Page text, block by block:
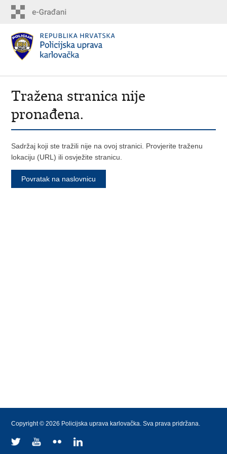
Tražena stranica nije
pronađena.
Sadržaj koji ste tražili nije na ovoj stranici. Provjerite traženu
lokaciju (URL) ili osvježite stranicu.
Povratak na naslovnicu
Copyright © 2026 Policijska uprava karlovačka. Sva prava pridržana.